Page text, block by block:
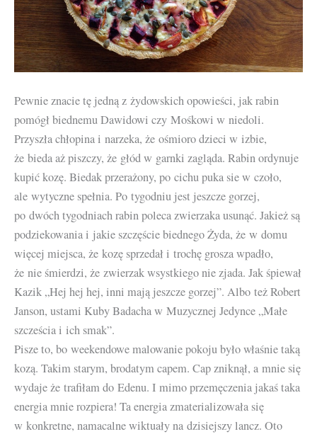
Pewnie znacie tę jedną z żydowskich opowieści, jak rabin
pomógł biednemu Dawidowi czy Mośkowi w niedoli.
Przyszła chłopina i narzeka, że ośmioro dzieci w izbie,
że bieda aż piszczy, że głód w garnki zagląda. Rabin ordynuje
kupić kozę. Biedak przerażony, po cichu puka sie w czoło,
ale wytyczne spełnia. Po tygodniu jest jeszcze gorzej,
po dwóch tygodniach rabin poleca zwierzaka usunąć. Jakież są
podziekowania i jakie szczęście biednego Żyda, że w domu
więcej miejsca, że kozę sprzedał i trochę grosza wpadło,
że nie śmierdzi, że zwierzak wsystkiego nie zjada. Jak śpiewał
Kazik „Hej hej hej, inni mają jeszcze gorzej”. Albo też Robert
Janson, ustami Kuby Badacha w Muzycznej Jedynce „Małe
szcześcia i ich smak”.
Pisze to, bo weekendowe malowanie pokoju było właśnie taką
kozą. Takim starym, brodatym capem. Cap zniknął, a mnie się
wydaje że trafiłam do Edenu. I mimo przemęczenia jakaś taka
energia mnie rozpiera! Ta energia zmaterializowała się
w konkretne, namacalne wiktuały na dzisiejszy lancz. Oto